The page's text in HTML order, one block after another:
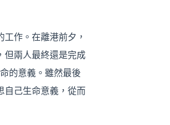
作。在離港前夕，
但兩人最終還是完成
的意義。雖然最後
自己生命意義，從而